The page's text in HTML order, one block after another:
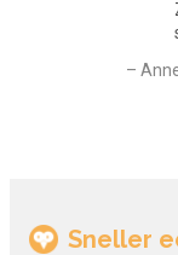
–
Sneller